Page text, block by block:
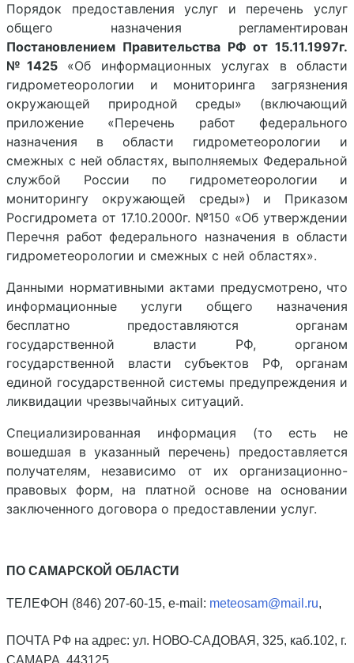
Порядок предоставления услуг и перечень услуг
общего назначения регламентирован
Постановлением Правительства РФ от 15.11.1997г.
№1425«Об информационных услугах в области
гидрометеорологии и мониторинга загрязнения
окружающей природной среды» (включающий
приложение «Перечень работ федерального
назначения в области гидрометеорологии и
смежных с ней областях, выполняемых Федеральной
службой России по гидрометеорологии и
мониторингу окружающей среды») и Приказом
Росгидромета от 17.10.2000г. №150 «Об утверждении
Перечня работ федерального назначения в области
гидрометеорологии и смежных с ней областях».
Данными нормативными актами предусмотрено, что
информационные услуги общего назначения
бесплатно предоставляются органам
государственной власти РФ, органом
государственной власти субъектов РФ, органам
единой государственной системы предупреждения и
ликвидации чрезвычайных ситуаций.
Специализированная информация (то есть не
вошедшая в указанный перечень) предоставляется
получателям, независимо от их организационно-
правовых форм, на платной основе на основании
заключенного договора о предоставлении услуг.
ПО САМАРСКОЙ ОБЛАСТИ
ТЕЛЕФОН (846) 207-60-15, e-mail: meteosam@mail.ru,
ПОЧТА РФ на адрес: ул. НОВО-САДОВАЯ, 325, каб.102, г.